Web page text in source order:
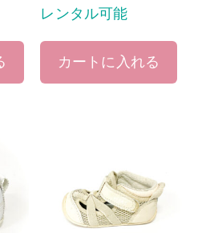
レンタル可能
カートに入れる